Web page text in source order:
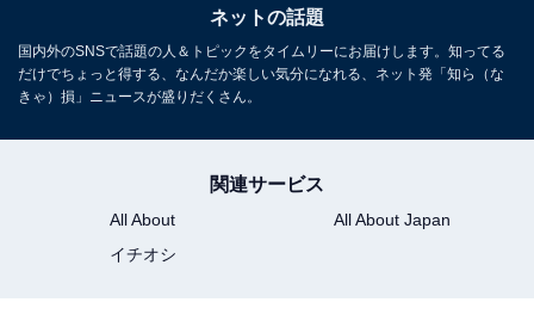
ネットの話題
国内外のSNSで話題の人＆トピックをタイムリーにお届けします。知ってる
だけでちょっと得する、なんだか楽しい気分になれる、ネット発「知ら（な
きゃ）損」ニュースが盛りだくさん。
関連サービス
All About
All About Japan
イチオシ